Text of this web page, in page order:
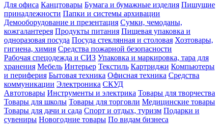
Для офиса Канцтовары Бумага и бумажные изделия Пишущие
принадлежности Папки и системы архивации
Демооборудование и презентация Сумки, чемоданы,
кожгалантерея Продукты питания Пищевая упаковка и
одноразовая посуда Посуда стеклянная и столовая Хозтовары,
гигиена, химия Средства пожарной безопасности
Рабочая спецодежда и СИЗ Упаковка и маркировка, тара для
хранения Мебель Интерьер Текстиль Картриджи Компьютеры
и периферия Бытовая техника Офисная техника Средства
коммуникации Электроника СКУД
Автотовары Инструменты и электрика Товары для творчества
Товары для школы Товары для торговли Медицинские товары
Товары для дачи и сада Спорт и отдых, туризм Подарки и
сувениры Новогодние товары По видам бизнеса